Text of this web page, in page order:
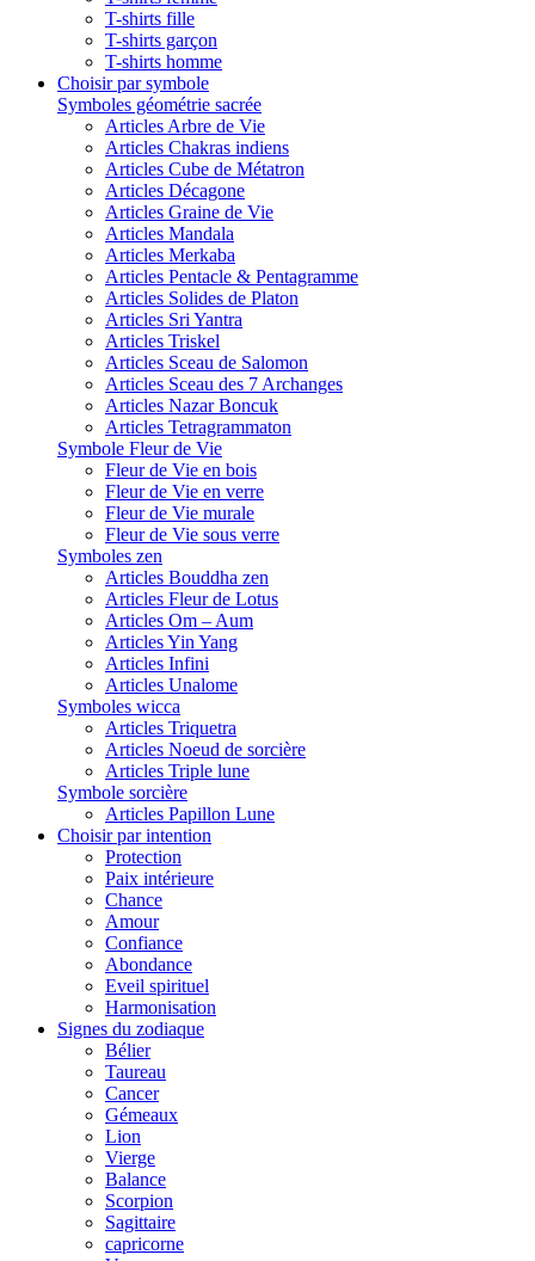
T-shirts fille
T-shirts garçon
T-shirts homme
Choisir par symbole
Symboles géométrie sacrée
Articles Arbre de Vie
Articles Chakras indiens
Articles Cube de Métatron
Articles Décagone
Articles Graine de Vie
Articles Mandala
Articles Merkaba
Articles Pentacle & Pentagramme
Articles Solides de Platon
Articles Sri Yantra
Articles Triskel
Articles Sceau de Salomon
Articles Sceau des 7 Archanges
Articles Nazar Boncuk
Articles Tetragrammaton
Symbole Fleur de Vie
Fleur de Vie en bois
Fleur de Vie en verre
Fleur de Vie murale
Fleur de Vie sous verre
Symboles zen
Articles Bouddha zen
Articles Fleur de Lotus
Articles Om – Aum
Articles Yin Yang
Articles Infini
Articles Unalome
Symboles wicca
Articles Triquetra
Articles Noeud de sorcière
Articles Triple lune
Symbole sorcière
Articles Papillon Lune
Choisir par intention
Protection
Paix intérieure
Chance
Amour
Confiance
Abondance
Eveil spirituel
Harmonisation
Signes du zodiaque
Bélier
Taureau
Cancer
Gémeaux
Lion
Vierge
Balance
Scorpion
Sagittaire
capricorne